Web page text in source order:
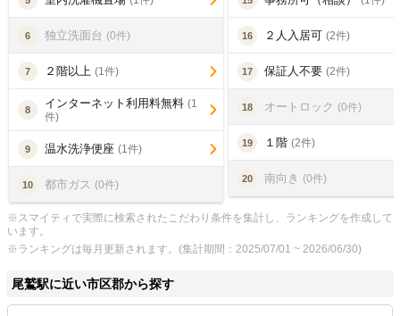
6 独立洗面台 (0件)
7 ２階以上 (1件)
8 インターネット利用料無料 (1
件)
9 温水洗浄便座 (1件)
10 都市ガス (0件)
16 ２人入居可 (2件)
17 保証人不要 (2件)
18 オートロック (0件)
19 １階 (2件)
20 南向き (0件)
※スマイティで実際に検索されたこだわり条件を集計し、ランキングを作成して
います。
※ランキングは毎月更新されます。(集計期間：2025/07/01 ~ 2026/06/30)
尾鷲駅に近い市区郡から探す